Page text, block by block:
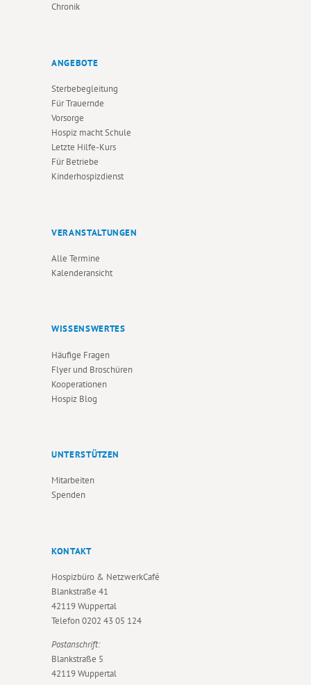
Chronik
ANGEBOTE
Sterbebegleitung
Für Trauernde
Vorsorge
Hospiz macht Schule
Letzte Hilfe-Kurs
Für Betriebe
Kinderhospizdienst
VERANSTALTUNGEN
Alle Termine
Kalenderansicht
WISSENSWERTES
Häufige Fragen
Flyer und Broschüren
Kooperationen
Hospiz Blog
UNTERSTÜTZEN
Mitarbeiten
Spenden
KONTAKT
Hospizbüro & NetzwerkCafé
Blankstraße 41
42119 Wuppertal
Telefon0202 43 05 124
Postanschrift:
Blankstraße 5
42119 Wuppertal